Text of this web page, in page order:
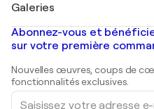
Banksy
Mr. Brainwash
Shepard Fairey
Tableaux abstraits à vendre
Peintures de paysage
Estampes
Peintures acryliques
Galeries
Galeries d'art en France
Galeries d'art en Belgique
Abonnez-vous et
sur votre première
Nouvelles œuvres, coups de
fonctionnalités exclusives.
Saisissez